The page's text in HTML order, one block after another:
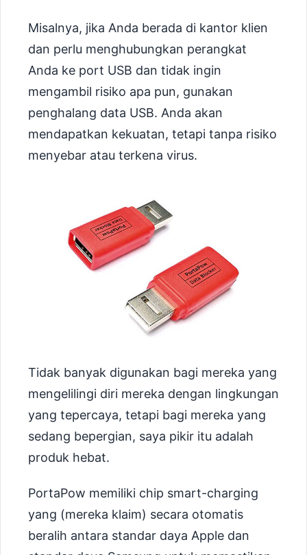
Misalnya, jika Anda berada di kantor klien
dan perlu menghubungkan perangkat
Anda ke port USB dan tidak ingin
mengambil risiko apa pun, gunakan
penghalang data USB. Anda akan
mendapatkan kekuatan, tetapi tanpa risiko
menyebar atau terkena virus.
Tidak banyak digunakan bagi mereka yang
mengelilingi diri mereka dengan lingkungan
yang tepercaya, tetapi bagi mereka yang
sedang bepergian, saya pikir itu adalah
produk hebat.
PortaPow memiliki chip smart-charging
yang (mereka klaim) secara otomatis
beralih antara standar daya Apple dan